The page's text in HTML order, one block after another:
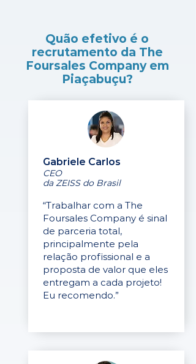
Quão efetivo é o
recrutamento da The
Foursales Company em
Piaçabuçu?
Gabriele Carlos
CEO
da ZEISS do Brasil
“Trabalhar com a The
Foursales Company é sinal
de parceria total,
principalmente pela
relação profissional e a
proposta de valor que eles
entregam a cada projeto!
Eu recomendo.”